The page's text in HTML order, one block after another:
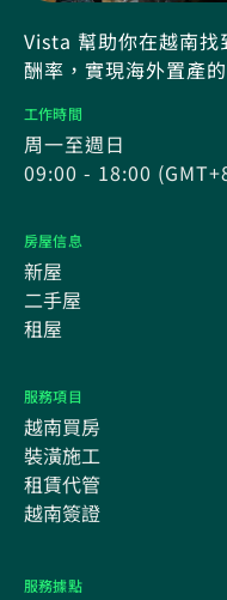
Vista 幫助你在越南找
酬率，實現海外置產
工作時間
周一至週日
09:00 - 18:00
房屋信息
新屋
二手屋
租屋
服務項目
越南買房
裝潢施工
租賃代管
越南簽證
服務據點